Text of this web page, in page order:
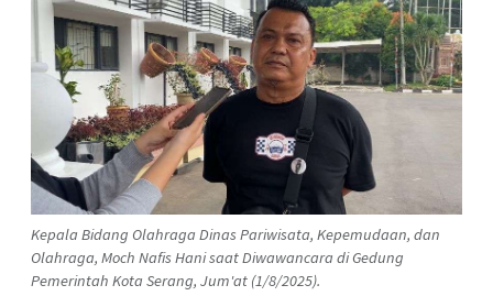
Kepala Bidang Olahraga Dinas Pariwisata, Kepemudaan, dan
Olahraga, Moch Nafis Hani saat Diwawancara di Gedung
Pemerintah Kota Serang, Jum'at (1/8/2025).